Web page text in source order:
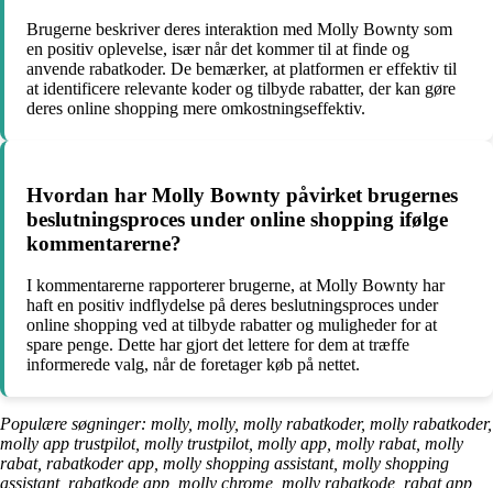
Brugerne beskriver deres interaktion med Molly Bownty som
en positiv oplevelse, især når det kommer til at finde og
anvende rabatkoder. De bemærker, at platformen er effektiv til
at identificere relevante koder og tilbyde rabatter, der kan gøre
deres online shopping mere omkostningseffektiv.
Hvordan har Molly Bownty påvirket brugernes
beslutningsproces under online shopping ifølge
kommentarerne?
I kommentarerne rapporterer brugerne, at Molly Bownty har
haft en positiv indflydelse på deres beslutningsproces under
online shopping ved at tilbyde rabatter og muligheder for at
spare penge. Dette har gjort det lettere for dem at træffe
informerede valg, når de foretager køb på nettet.
Populære søgninger: molly, molly, molly rabatkoder, molly rabatkoder,
molly app trustpilot, molly trustpilot, molly app, molly rabat, molly
rabat, rabatkoder app, molly shopping assistant, molly shopping
assistant, rabatkode app, molly chrome, molly rabatkode, rabat app,